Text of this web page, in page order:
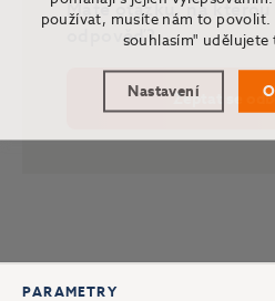
Máte otázku, na
odpověď?
Zeptat se
PARAMETRY
používat, musíte nám to
souhlasím" udělujete
Nastavení